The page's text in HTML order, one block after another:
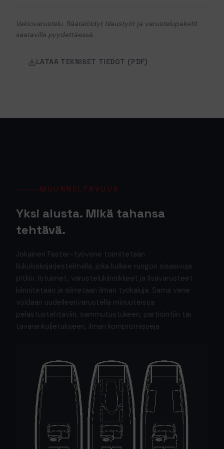
Vakiovarustelu. Räätälöidyt tilaustyöt ja varustelupaketit
saatavilla pyydettäessä.
LATAA TEKNISET TIEDOT (PDF)
MUUNNELTAVUUS
Yksi alusta. Mikä tahansa
tehtävä.
Jokainen Faster-työvene toimitetaan
liukukiskojärjestelmällä, joka kulkee rungon sisäsivuja
pitkin. Istuimet, varustelukiinnikkeet ja lisävarusteet
kiinnitetään ja siirretään ilman työkaluja. Sama vene
voidaan uudelleenvarustella minuuteissa
pelastustehtäviin, sammutustukeen, partiointiin tai
tavarankuljetukseen, ilman kompromisseja.